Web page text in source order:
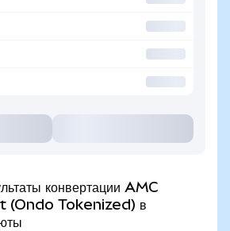
конвертации AMC
Tokenized) в